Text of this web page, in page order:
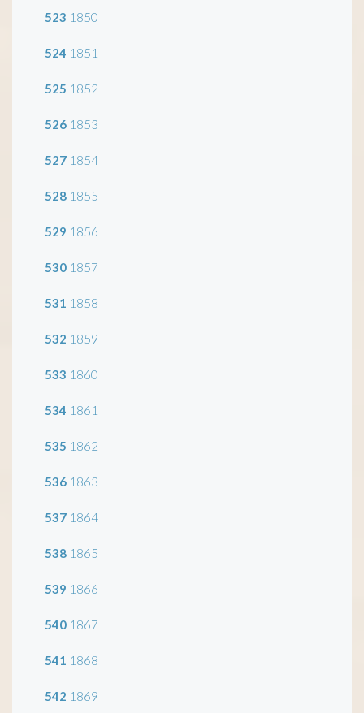
523 1850
524 1851
525 1852
526 1853
527 1854
528 1855
529 1856
530 1857
531 1858
532 1859
533 1860
534 1861
535 1862
536 1863
537 1864
538 1865
539 1866
540 1867
541 1868
542 1869